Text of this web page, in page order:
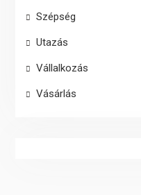
Szépség
Utazás
Vállalkozás
Vásárlás